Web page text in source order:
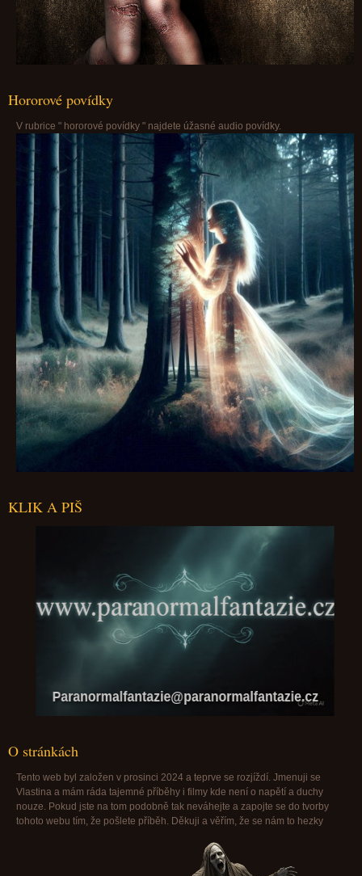
Hororové povídky
V rubrice " hororové povídky " najdete úžasné audio povídky.
KLIK A PIŠ
Paranormalfantazie@paranormalfantazie.cz
O stránkách
Tento web byl založen v prosinci 2024 a teprve se rozjíždí. Jmenuji se
Vlastina a mám ráda tajemné příběhy i filmy kde není o napětí a duchy
nouze. Pokud jste na tom podobně tak neváhejte a zapojte se do tvorby
tohoto webu tím, že pošlete příběh. Děkuji a věřím, že se nám to hezky